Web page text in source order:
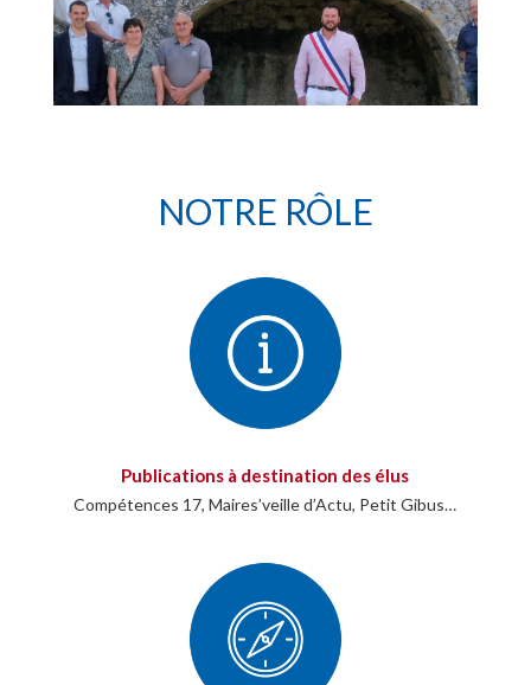
NOTRE RÔLE
Publications à destination des élus
Compétences 17, Maires’veille d’Actu, Petit Gibus…